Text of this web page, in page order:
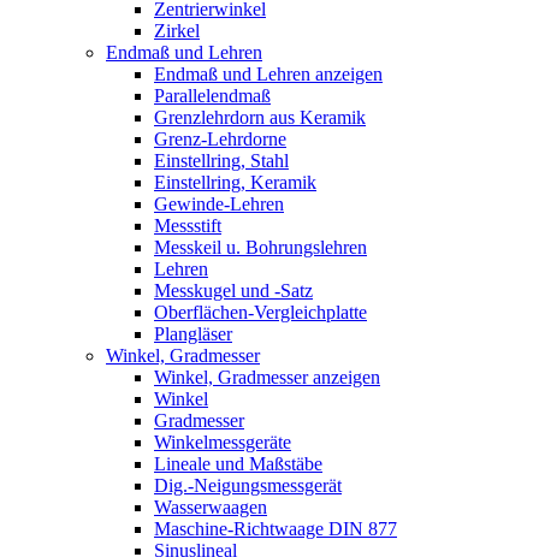
Zentrierwinkel
Zirkel
Endmaß und Lehren
Endmaß und Lehren anzeigen
Parallelendmaß
Grenzlehrdorn aus Keramik
Grenz-Lehrdorne
Einstellring, Stahl
Einstellring, Keramik
Gewinde-Lehren
Messstift
Messkeil u. Bohrungslehren
Lehren
Messkugel und -Satz
Oberflächen-Vergleichplatte
Plangläser
Winkel, Gradmesser
Winkel, Gradmesser anzeigen
Winkel
Gradmesser
Winkelmessgeräte
Lineale und Maßstäbe
Dig.-Neigungsmessgerät
Wasserwaagen
Maschine-Richtwaage DIN 877
Sinuslineal